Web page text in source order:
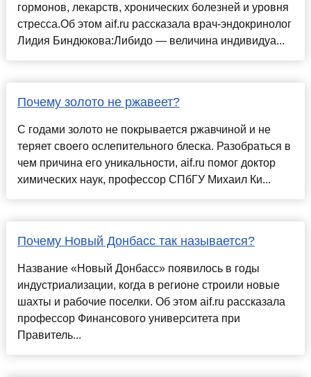
гормонов, лекарств, хронических болезней и уровня
стресса.Об этом aif.ru рассказала врач-эндокринолог
Лидия Биндюкова:Либидо — величина индивидуа...
Почему золото не ржавеет?
С годами золото не покрывается ржавчиной и не
теряет своего ослепительного блеска. Разобраться в
чем причина его уникальности, aif.ru помог доктор
химических наук, профессор СПбГУ Михаил Ки...
Почему Новый Донбасс так называется?
Название «Новый Донбасс» появилось в годы
индустриализации, когда в регионе строили новые
шахты и рабочие поселки. Об этом aif.ru рассказала
профессор Финансового университета при
Правитель...